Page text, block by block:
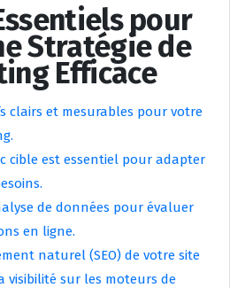
pour
Stratégie de
Efficace
clairs et mesurables pour votre
cible est essentiel pour adapter
de données pour évaluer
en ligne.
naturel (SEO) de votre site
visibilité sur les moteurs de